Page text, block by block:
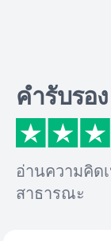
คำรับรอง
อ่านความคิด
สาธารณะ